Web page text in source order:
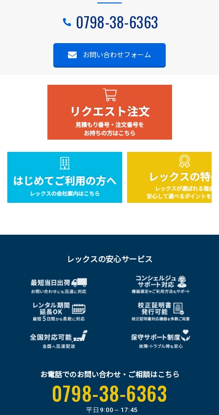
0798-38-6363
お問い合わせフォーム
レックスの安心サービス
お電話でのお問い合わせ・ご相談はこちら
0798-38-6363
平日 9:00～17:45